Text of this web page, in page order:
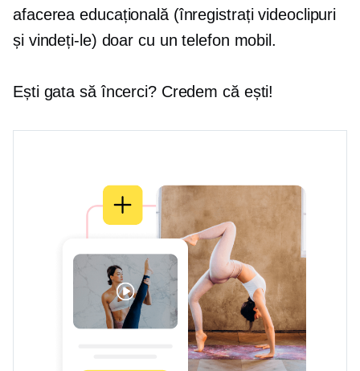
afacerea educațională (înregistrați videoclipuri
și vindeți-le) doar cu un telefon mobil.
Ești gata să încerci? Credem că ești!